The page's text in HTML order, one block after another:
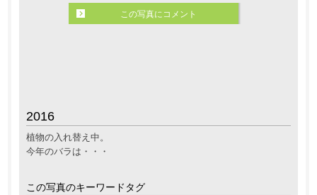
2016
植物の入れ替え中。
今年のバラは・・・
この写真のキーワードタグ
この写真にコメント